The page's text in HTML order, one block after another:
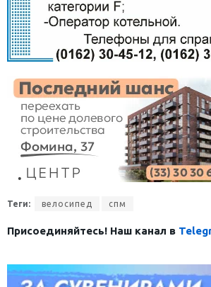
Теги: велосипед спм
Присоединяйтесь! Наш канал в